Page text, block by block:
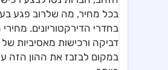
בכל מחיר, מה שלרוב פגע
בחדרי הדירקטוריונים.
דביקה ורכישות מאסיביות
במקום לבזבז את ההון הזה